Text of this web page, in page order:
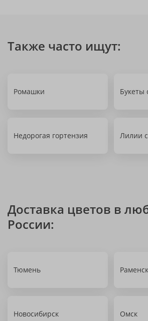
Также часто ищут:
Ромашки Букеты
Недорогая гортензия Лилии
Доставка цветов в
России:
Тюмень
Новосибирск Омск